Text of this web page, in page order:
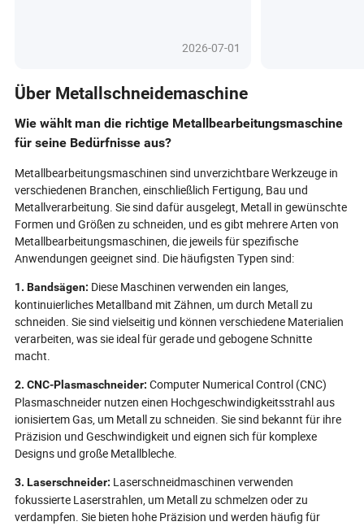
bahnbrechende Innovationen – wie
Konnektivität und umweltfreundliche
Designs – diese Arbeitstiere in
intelligente, nachhaltige
Vermögenswerte für Werften,
Bauwesen und Schwerindustrie
verwandeln. Von der Steigerung der
Produktivität und der Senkung der
Kosten bis hin zur Neudefinition der
Wartung mit prädiktiver Diagnostik
erfahren Sie, wie die neueste
Brennschneidtechnologie Käufern
hilft, einen entscheidenden
Sie bereit zu sehen, wie diese
Maschinen die Zukunft der
industriellen Fertigung gestalten?
2026-07-01
schnellem
werden,
Angetrieben
Integration,
intelligentere,
und agilere
überwinden,
Trends werden
Tauchen Sie
Vorteil in
Markt sein
Über Metallschneidemaschine
Wie wählt man die richtige Metallbearbeitungsmaschine
für seine Bedürfnisse aus?
Metallbearbeitungsmaschinen sind unverzichtbare Werkzeuge in
verschiedenen Branchen, einschließlich Fertigung, Bau und
Metallverarbeitung. Sie sind dafür ausgelegt, Metall in gewünschte
Formen und Größen zu schneiden, und es gibt mehrere Arten von
Metallbearbeitungsmaschinen, die jeweils für spezifische
Anwendungen geeignet sind. Die häufigsten Typen sind:
1. Bandsägen: Diese Maschinen verwenden ein langes,
kontinuierliches Metallband mit Zähnen, um durch Metall zu
schneiden. Sie sind vielseitig und können verschiedene Materialien
verarbeiten, was sie ideal für gerade und gebogene Schnitte
macht.
2. CNC-Plasmaschneider: Computer Numerical Control (CNC)
Plasmaschneider nutzen einen Hochgeschwindigkeitsstrahl aus
ionisiertem Gas, um Metall zu schneiden. Sie sind bekannt für ihre
Präzision und Geschwindigkeit und eignen sich für komplexe
Designs und große Metallbleche.
3. Laserschneider: Laserschneidmaschinen verwenden
fokussierte Laserstrahlen, um Metall zu schmelzen oder zu
verdampfen. Sie bieten hohe Präzision und werden häufig für